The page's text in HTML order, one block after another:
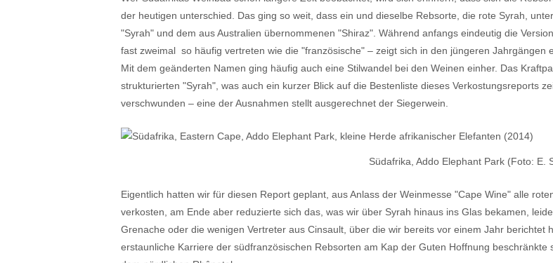
der heutigen unterschied. Das ging so weit, dass ein und dieselbe Rebsorte, die rote Syrah,
"Syrah" und dem aus Australien übernommenen "Shiraz". Während anfangs eindeutig die
fast zweimal so häufig vertreten wie die "französische" – zeigt sich in den jüngeren Jahrgängen
Mit dem geänderten Namen ging häufig auch eine Stilwandel bei den Weinen einher. Das
strukturierten "Syrah", was auch ein kurzer Blick auf die Bestenliste dieses Verkostungsreports
verschwunden – eine der Ausnahmen stellt ausgerechnet der Siegerwein.
Südafrika, Addo Elephant Park (Foto: E.
Eigentlich hatten wir für diesen Report geplant, aus Anlass der Weinmesse "Cape Wine" alle
verkosten, am Ende aber reduzierte sich das, was wir über Syrah hinaus ins Glas bekamen,
Grenache oder die wenigen Vertreter aus Cinsault, über die wir bereits vor einem Jahr berichtet
erstaunliche Karriere der südfranzösischen Rebsorten am Kap der Guten Hoffnung